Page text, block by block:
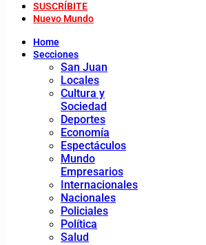
SUSCRÍBITE
Nuevo Mundo
Home
Secciones
San Juan
Locales
Cultura y
Sociedad
Deportes
Economía
Espectáculos
Mundo
Empresarios
Internacionales
Nacionales
Policiales
Política
Salud